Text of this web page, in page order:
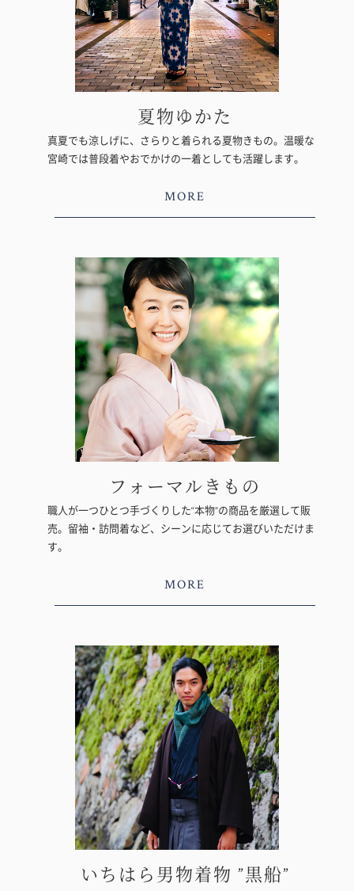
夏物ゆかた
真夏でも涼しげに、さらりと着られる夏物きもの。温暖な
宮崎では普段着やおでかけの一着としても活躍します。
MORE
フォーマルきもの
職人が一つひとつ手づくりした“本物”の商品を厳選して販
売。留袖・訪問着など、シーンに応じてお選びいただけま
す。
MORE
いちはら男物着物 ”黒船”